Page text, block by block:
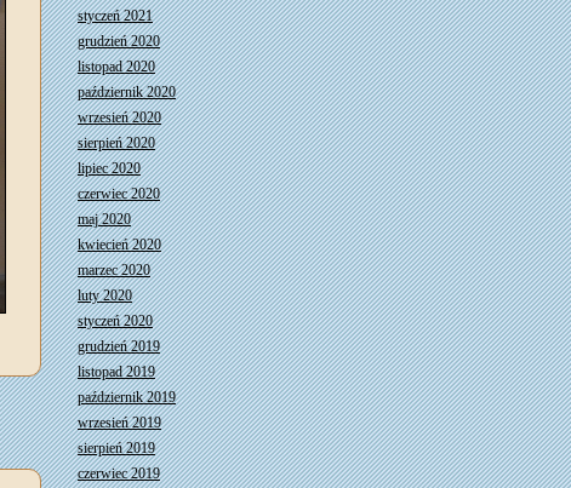
styczeń 2021
grudzień 2020
listopad 2020
październik 2020
wrzesień 2020
sierpień 2020
lipiec 2020
czerwiec 2020
maj 2020
kwiecień 2020
marzec 2020
luty 2020
styczeń 2020
grudzień 2019
listopad 2019
październik 2019
wrzesień 2019
sierpień 2019
czerwiec 2019